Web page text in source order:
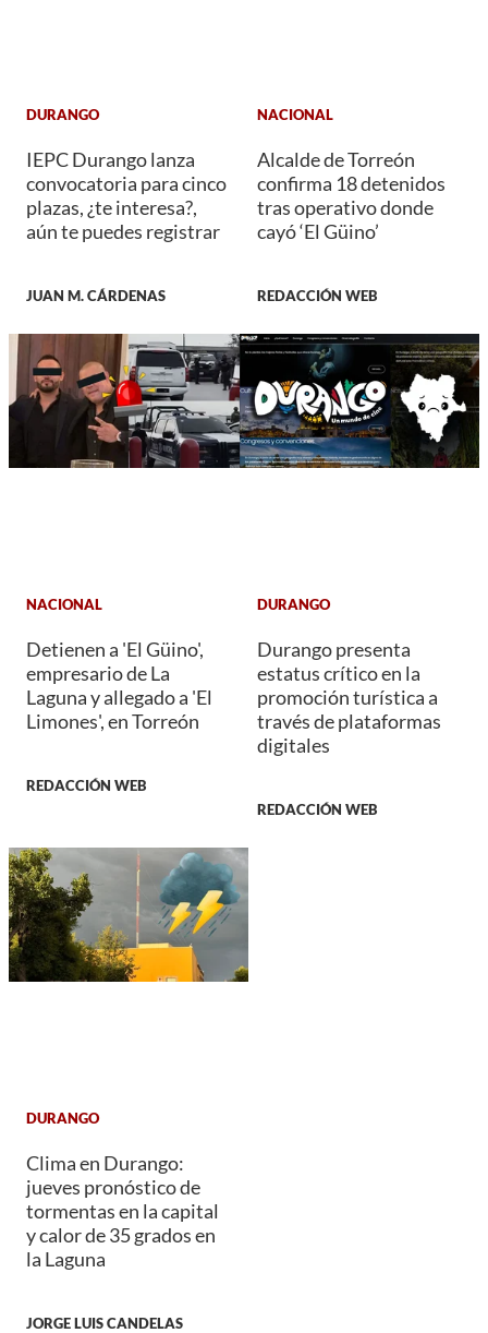
DURANGO
IEPC Durango lanza
convocatoria para cinco
plazas, ¿te interesa?,
aún te puedes registrar
JUAN M. CÁRDENAS
NACIONAL
Alcalde de Torreón
confirma 18 detenidos
tras operativo donde
cayó ‘El Güino’
REDACCIÓN WEB
NACIONAL
Detienen a 'El Güino',
empresario de La
Laguna y allegado a 'El
Limones', en Torreón
REDACCIÓN WEB
DURANGO
Durango presenta
estatus crítico en la
promoción turística a
través de plataformas
digitales
REDACCIÓN WEB
DURANGO
Clima en Durango:
jueves pronóstico de
tormentas en la capital
y calor de 35 grados en
la Laguna
JORGE LUIS CANDELAS